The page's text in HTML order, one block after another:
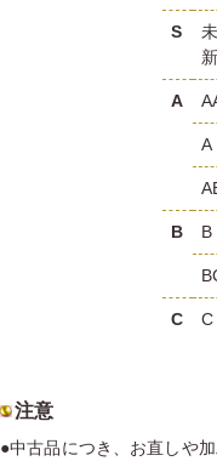
S
A
A
B B
C C
注意
●中古品につき、お直しや